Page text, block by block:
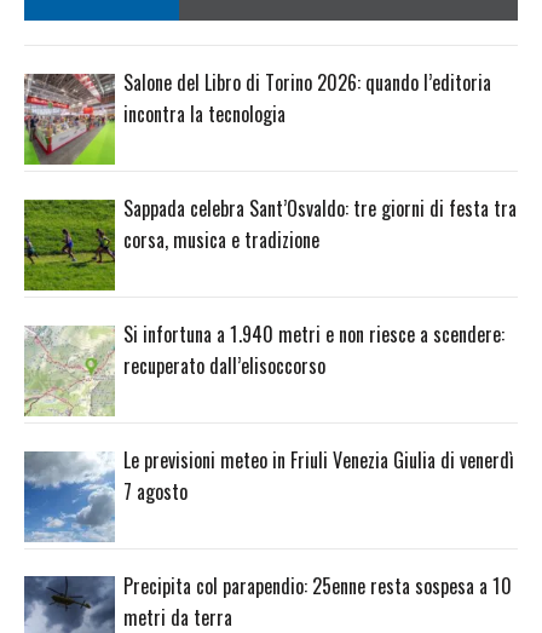
Salone del Libro di Torino 2026: quando l’editoria
incontra la tecnologia
Sappada celebra Sant’Osvaldo: tre giorni di festa tra
corsa, musica e tradizione
Si infortuna a 1.940 metri e non riesce a scendere:
recuperato dall’elisoccorso
Le previsioni meteo in Friuli Venezia Giulia di venerdì
7 agosto
Precipita col parapendio: 25enne resta sospesa a 10
metri da terra